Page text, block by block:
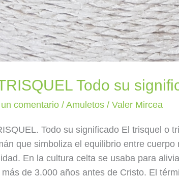
Todo su
comentario /Amuletos /Valer Mircea
Todo su significado El trisquel o
que simboliza el equilibrio entre
En la cultura celta se usaba para
más de 3.000 años antes de Cristo. El